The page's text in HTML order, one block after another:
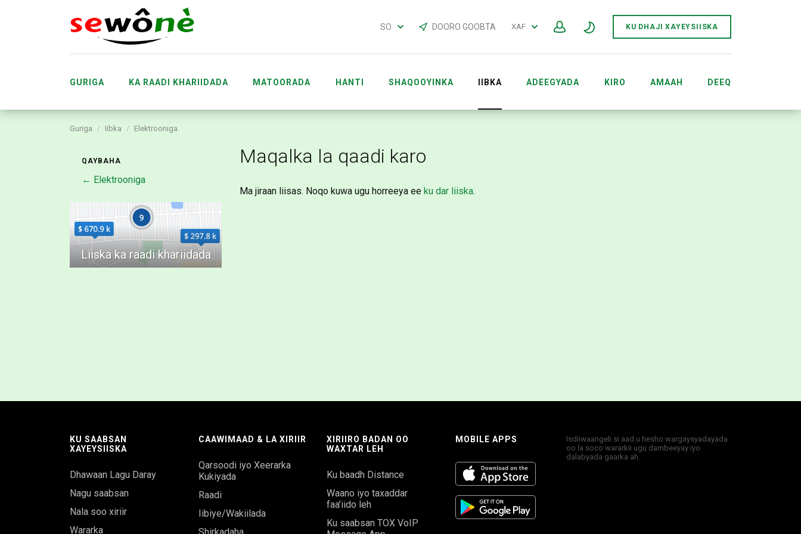
SO DOORO GOOBTA XAF KU DHAJI XAYEYSIISKA
GURIGA KA RAADI KHARIIDADA MATOORADA HANTI SHAQOOYINKA IIBKA ADEEGYADA KIRO AMAAH DEEQ
SOO BANDHIGIDA MAREEGTA SEWÔNÈ AFRICA
Guriga Iibka Elektrooniga
QAYBAHA
← Elektrooniga
Maqalka la qaadi karo
Ma jiraan liisas. Noqo kuwa ugu horreeya ee ku dar liiska.
Isdiiwaangeli si aad u hesho wargaysyadayada
oo la soco wararkii ugu dambeeyay iyo
dalabyada gaarka ah.
KU SAABSAN
XAYEYSIISKA
Dhawaan Lagu Daray
Nagu saabsan
Nala soo xiriir
Wararka
CAAWIMAAD & LA XIRIIR
Qarsoodi iyo Xeerarka
Kukiyada
Raadi
Iibiye/Wakiilada
XIRIIRO BADAN OO
WAXTAR LEH
Ku baadh Distance
Waano iyo taxaddar
faa’iido leh
Ku saabsan TOX VoIP
MOBILE APPS